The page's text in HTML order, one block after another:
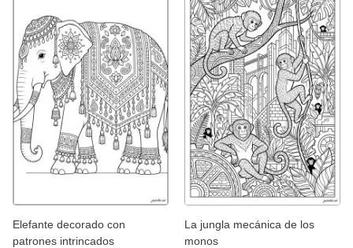
Elefante decorado con
patrones intrincados
La jungla mecánica de los
monos